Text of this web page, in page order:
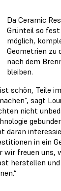
Da Ceramic
Grünteil so
möglich,
Geometrien zu
nach dem
bleiben.
ist schön, Teile
sagt
nicht
daran
in ein
wir freuen uns,
herstellen